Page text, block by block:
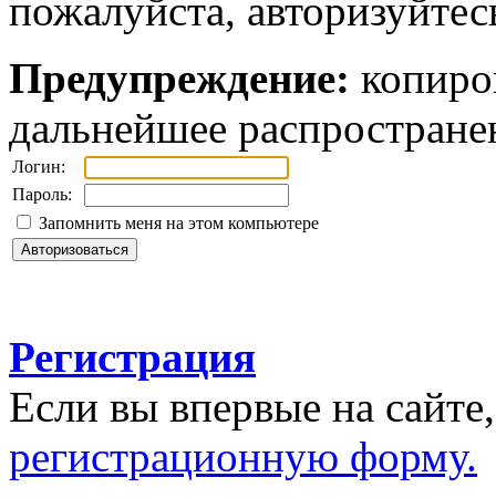
пожалуйста,
Предупреждение:
дальнейшее
Логин:
Пароль:
Запомнить меня на этом компьютере
Регистрация
Если вы впервые на
регистрационную форму.